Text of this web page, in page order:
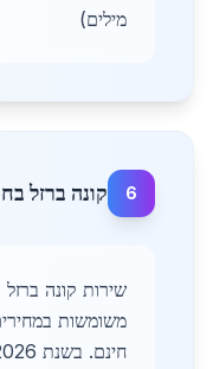
מילים)
6 קונה ברזל
שירות קונה ברזל
משומשות